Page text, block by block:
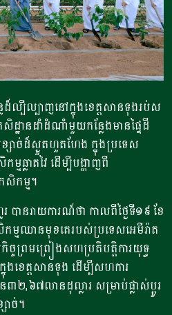
ែដ៏ល្បីល្បាញនៅក្នុងខេត្តសានទុងរប់ស
ឋានដាំដំណាំមួយកន្លែងមានផ្ទៃដី
ាច់ដ៏ស្ងួតហួតហែង ក្នុងប្រទេស
ម្មឆ្លាតវៃ ដើម្បីបង្ហាញពី
សិកម្ម។
បានរាយការណ៍ថា កាលពីថ្ងៃទី១៩ ខែ
ម្មឈានមុខគេរបស់ប្រទេសអេមីរ៉ាត​
ច្ចព្រមព្រៀងសហប្រតិបត្តិការយុទ្ធ
ខេត្តសានទុង ដើម្បីសហការ
៣២,៦៧លានដុល្លារ សម្រាប់ផ្លាស់ប្តូរ
ាច់។